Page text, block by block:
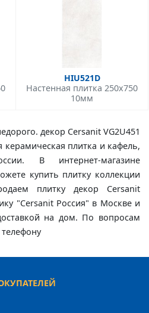
HIU521D
Настенная плитка 250x750
10мм
декор Cersanit VG2U451
керамическая плитка и кафель,
В интернет-магазине
купить плитку коллекции
плитку декор Cersanit
"Cersanit Россия" в Москве и
на дом. По вопросам